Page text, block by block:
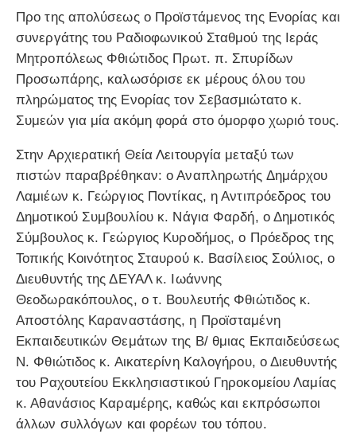
Προ της απολύσεως ο Προϊστάμενος της Ενορίας και
συνεργάτης του Ραδιοφωνικού Σταθμού της Ιεράς
Μητροπόλεως Φθιώτιδος Πρωτ. π. Σπυρίδων
Προσωπάρης, καλωσόρισε εκ μέρους όλου του
πληρώματος της Ενορίας τον Σεβασμιώτατο κ.
Συμεών για μία ακόμη φορά στο όμορφο χωριό τους.
Στην Αρχιερατική Θεία Λειτουργία μεταξύ των
πιστών παραβρέθηκαν: ο Αναπληρωτής Δημάρχου
Λαμιέων κ. Γεώργιος Ποντίκας, η Αντιπρόεδρος του
Δημοτικού Συμβουλίου κ. Νάγια Φαρδή, ο Δημοτικός
Σύμβουλος κ. Γεώργιος Κυροδήμος, ο Πρόεδρος της
Τοπικής Κοινότητος Σταυρού κ. Βασίλειος Σούλιος, ο
Διευθυντής της ΔΕΥΑΛ κ. Ιωάννης
Θεοδωρακόπουλος, ο τ. Βουλευτής Φθιώτιδος κ.
Αποστόλης Καραναστάσης, η Προϊσταμένη
Εκπαιδευτικών Θεμάτων της Β/ θμιας Εκπαιδεύσεως
Ν. Φθιώτιδος κ. Αικατερίνη Καλογήρου, ο Διευθυντής
του Ραχουτείου Εκκλησιαστικού Γηροκομείου Λαμίας
κ. Αθανάσιος Καραμέρης, καθώς και εκπρόσωποι
άλλων συλλόγων και φορέων του τόπου.